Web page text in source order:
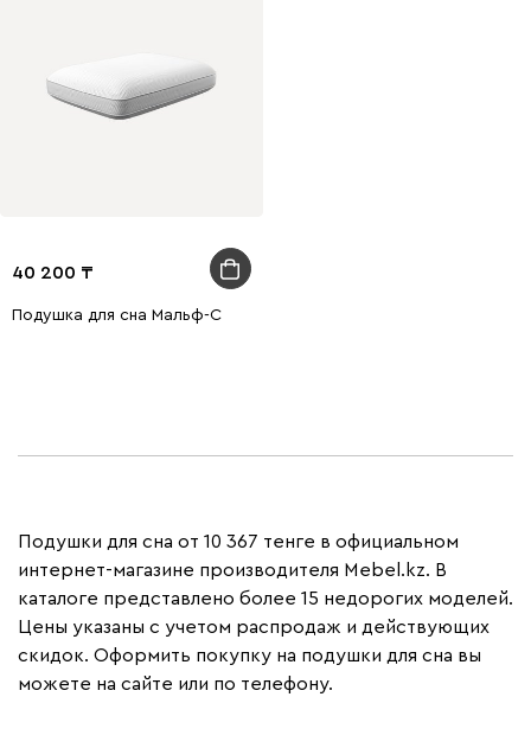
40 200
Подушка для сна Мальф-С
Подушки для сна от 10 367 тенге в официальном
интернет-магазине производителя Mebel.kz. В
каталоге представлено более 15 недорогих моделей.
Цены указаны с учетом распродаж и действующих
скидок. Оформить покупку на подушки для сна вы
можете на сайте или по телефону.